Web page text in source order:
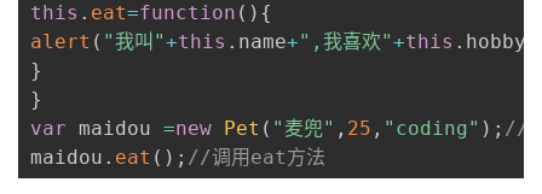
this . eat=function ( ) {
alert ( "我叫"+this . name+",我喜欢"+this . hobby
}
}
var maidou =new Pet ( "⻨兜" , 25 , "coding" ) ; //
maidou . eat ( ) ; //调⽤eat⽅法